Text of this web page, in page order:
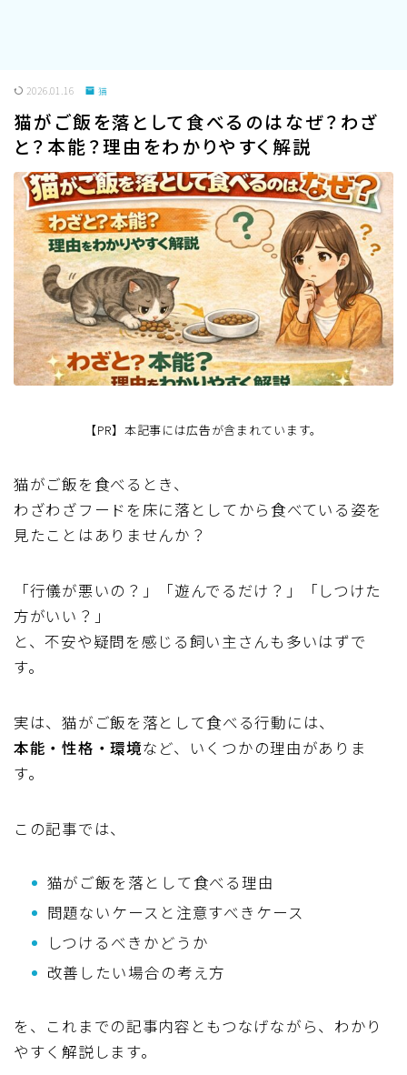
2026.01.16 猫
猫がご飯を落として食べるのはなぜ？わざ
と？本能？理由をわかりやすく解説
【PR】本記事には広告が含まれています。
猫がご飯を食べるとき、
わざわざフードを床に落としてから食べている姿を
見たことはありませんか？
「行儀が悪いの？」「遊んでるだけ？」「しつけた
方がいい？」
と、不安や疑問を感じる飼い主さんも多いはずで
す。
実は、猫がご飯を落として食べる行動には、
本能・性格・環境など、いくつかの理由がありま
す。
この記事では、
猫がご飯を落として食べる理由
問題ないケースと注意すべきケース
しつけるべきかどうか
改善したい場合の考え方
を、これまでの記事内容ともつなげながら、わかり
やすく解説します。